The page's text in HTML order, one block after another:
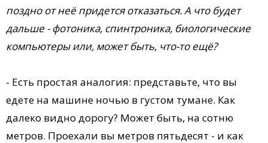
поздно от неё придется отказаться. А что будет
дальше - фотоника, спинтроника, биологические
компьютеры или, может быть, что-то ещё?
- Есть простая аналогия: представьте, что вы
едете на машине ночью в густом тумане. Как
далеко видно дорогу? Может быть, на сотню
метров. Проехали вы метров пятьдесят - и как